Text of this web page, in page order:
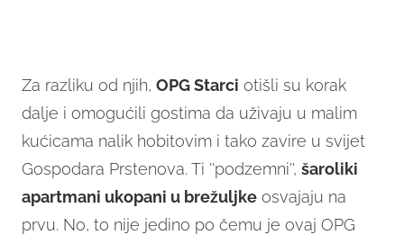
Za razliku od njih, OPG Starci otišli su korak
dalje i omogućili gostima da uživaju u malim
kućicama nalik hobitovim i tako zavire u svijet
Gospodara Prstenova. Ti ''podzemni'', šaroliki
apartmani ukopani u brežuljke osvajaju na
prvu. No, to nije jedino po čemu je ovaj OPG